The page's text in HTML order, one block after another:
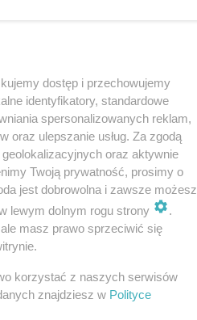
z
komunalnych,
przy wjeździe,
dostawców.
dostęp i przechowujemy
identyfikatory, standardowe
spersonalizowanych reklam,
oraz ulepszanie usług. Za zgodą
oraz aktywnie
Twoją prywatność, prosimy o
jest dobrowolna i zawsze możesz
lewym dolnym rogu strony
.
masz prawo sprzeciwić się
korzystać z naszych serwisów
znajdziesz w Polityce